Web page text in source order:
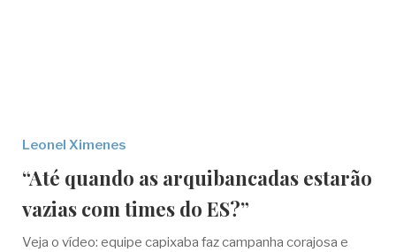
Leonel Ximenes
“Até quando as arquibancadas estarão
vazias com times do ES?”
Veja o vídeo: equipe capixaba faz campanha corajosa e